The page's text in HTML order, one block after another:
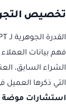
تخصيص
فهم بيانات
الشراء السابق،
التي ذكرها
استشارات موضة